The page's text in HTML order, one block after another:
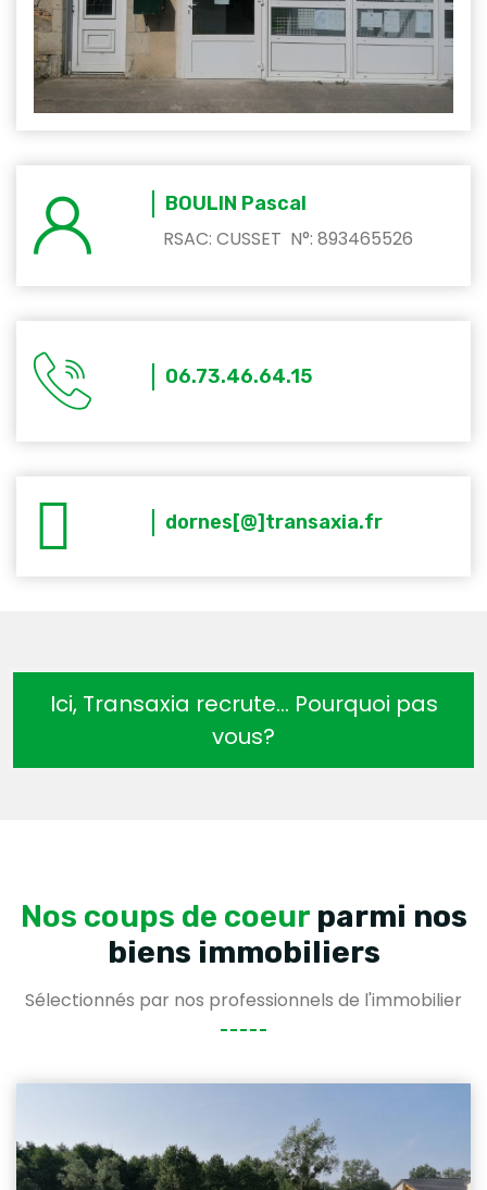
BOULIN Pascal
RSAC: CUSSET N°: 893465526
06.73.46.64.15
dornes[@]transaxia.fr
Ici, Transaxia recrute… Pourquoi pas
vous?
Nos coups de coeur parmi nos
biens immobiliers
Sélectionnés par nos professionnels de l'immobilier